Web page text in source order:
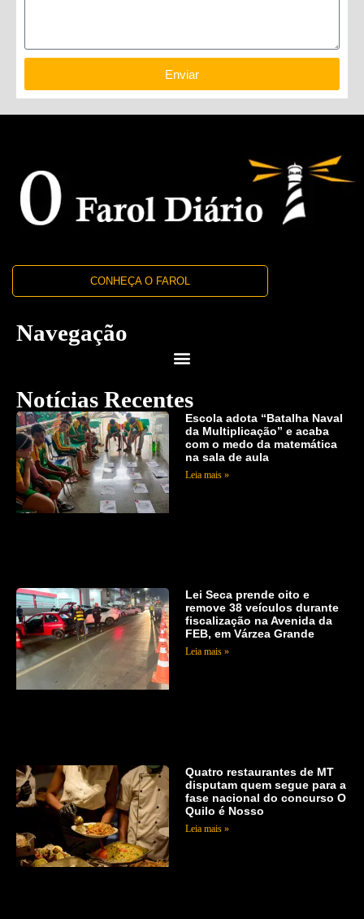
Enviar
CONHEÇA O FAROL
Navegação
Notícias Recentes
Escola adota “Batalha Naval
da Multiplicação” e acaba
com o medo da matemática
na sala de aula
Leia mais »
Lei Seca prende oito e
remove 38 veículos durante
fiscalização na Avenida da
FEB, em Várzea Grande
Leia mais »
Quatro restaurantes de MT
disputam quem segue para a
fase nacional do concurso O
Quilo é Nosso
Leia mais »